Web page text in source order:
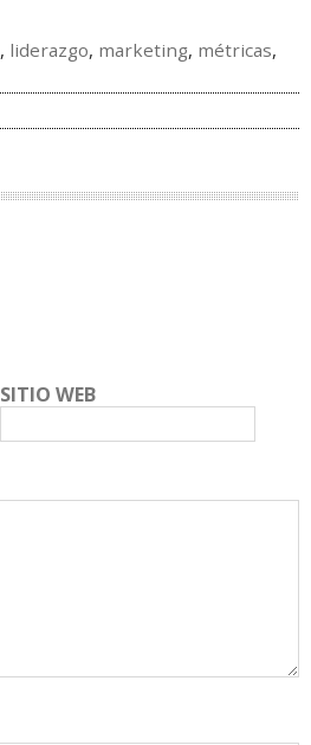
, liderazgo, marketing, métricas,
SITIO WEB